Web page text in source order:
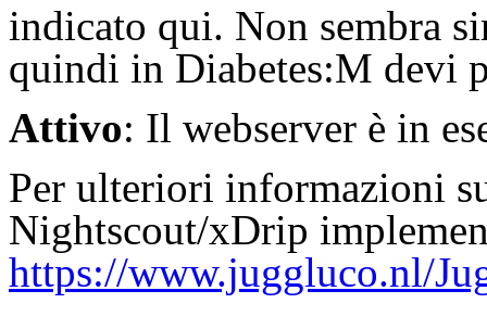
indicato qui. Non sembra
quindi in Diabetes:M devi
Attivo: Il webserver è in
Per ulteriori informazioni
Nightscout/xDrip
https://www.juggluco.nl/